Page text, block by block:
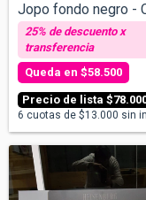
$58.500
6 cuotas de $13.000 sin